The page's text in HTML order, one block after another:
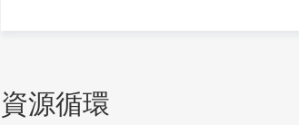
資源循環